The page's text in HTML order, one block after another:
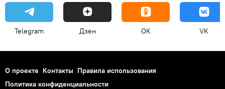
Telegram Дзен OK VK
О проекте Контакты Правила использования
Политика конфиденциальности